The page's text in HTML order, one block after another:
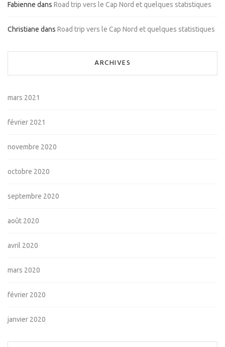
Fabienne dans Road trip vers le Cap Nord et quelques statistiques
Christiane dans Road trip vers le Cap Nord et quelques statistiques
ARCHIVES
mars 2021
février 2021
novembre 2020
octobre 2020
septembre 2020
août 2020
avril 2020
mars 2020
février 2020
janvier 2020